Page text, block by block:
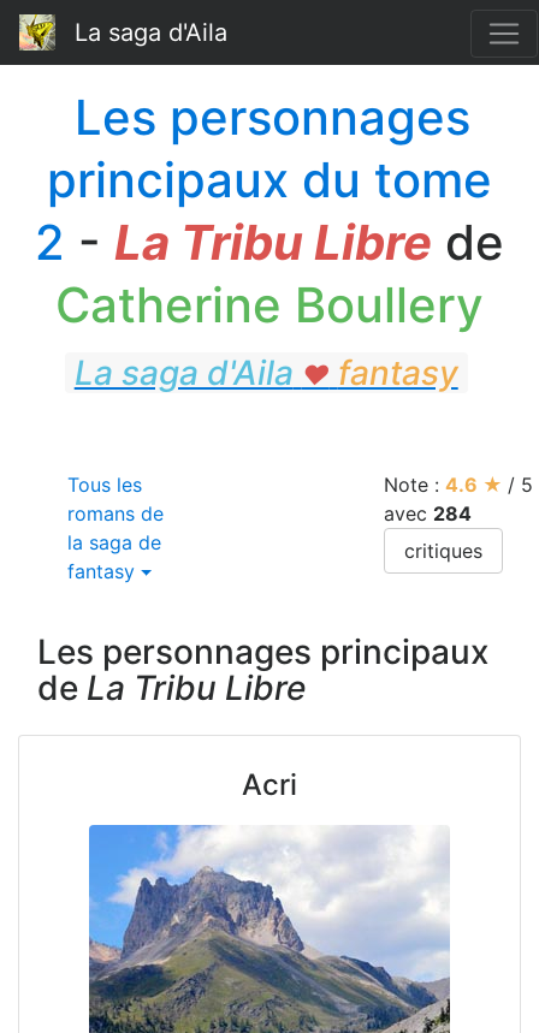
La saga d'Aila
Les personnages
principaux du tome
2 - La Tribu Libre de
Catherine Boullery
La saga d'Aila ♥ fantasy
Tous les
romans de
la saga de
fantasy
Note : 4.6 ★ / 5
avec 284
critiques
Les personnages principaux
de La Tribu Libre
Acri